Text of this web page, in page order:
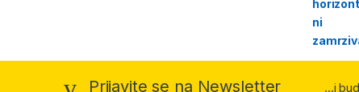
Prijavite se na Newsletter ...i